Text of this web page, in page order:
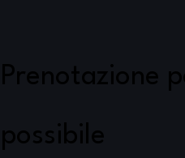
Prenotazione
possibile